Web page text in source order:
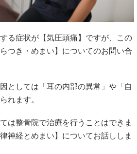
る症状が【気圧頭痛】ですが、この
つき・めまい】についてのお問い合
としては「耳の内部の異常」や「自
れます。
は整骨院で治療を行うことはできま
神経とめまい】についてお話ししま